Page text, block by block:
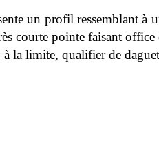
un profil ressemblant à
courte pointe faisant
la limite, qualifier de